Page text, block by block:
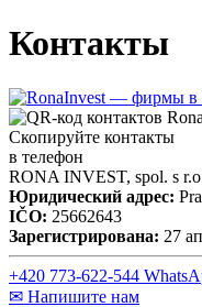
Контакты
Скопируйте контакты
в телефон
RONA INVEST, spol. s
Юридический адрес:
IČO: 25662643
Зарегистрирована: 27
+420 773-622-544
✉ Напишите нам